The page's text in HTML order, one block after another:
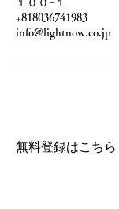
１００−１
+818036741983
info@lightnow.co.jp
無料登録はこちら